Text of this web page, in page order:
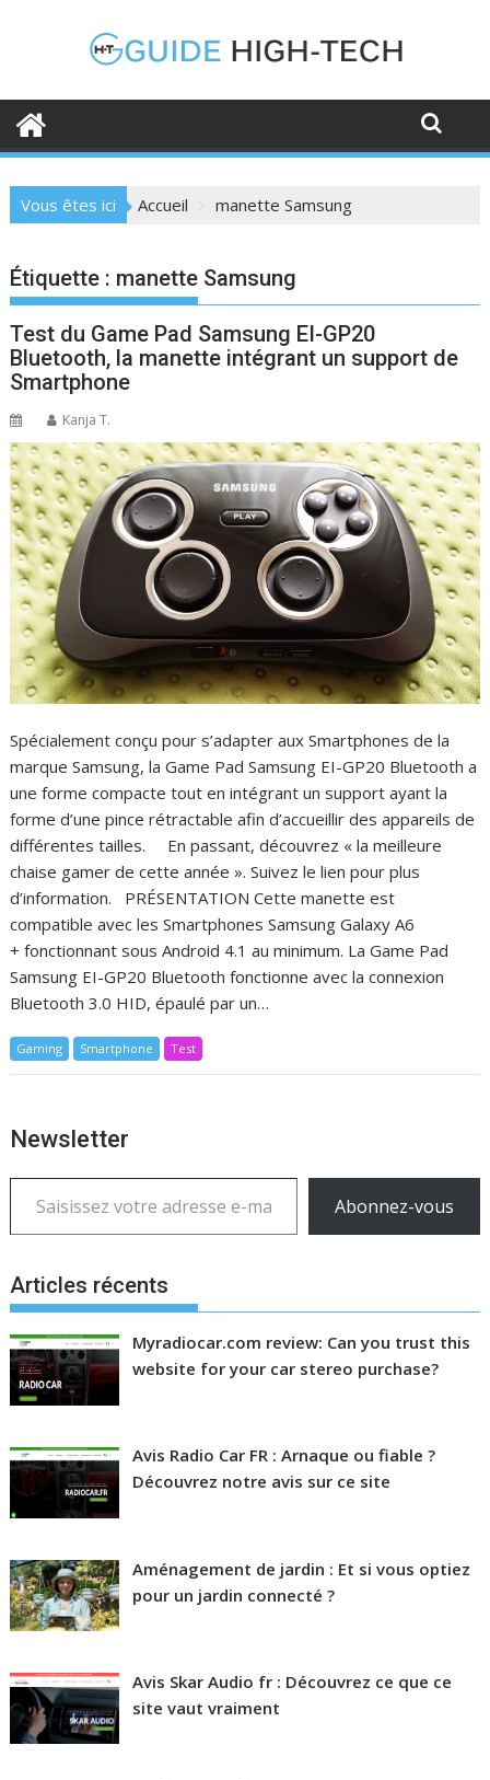
Vous êtes ici Accueil manette Samsung
Étiquette : manette Samsung
Test du Game Pad Samsung EI-GP20
Bluetooth, la manette intégrant un support de
Smartphone
Kanja T.
Spécialement conçu pour s’adapter aux Smartphones de la
marque Samsung, la Game Pad Samsung EI-GP20 Bluetooth a
une forme compacte tout en intégrant un support ayant la
forme d’une pince rétractable afin d’accueillir des appareils de
différentes tailles. En passant, découvrez « la meilleure
chaise gamer de cette année ». Suivez le lien pour plus
d’information. PRÉSENTATION Cette manette est
compatible avec les Smartphones Samsung Galaxy A6
+ fonctionnant sous Android 4.1 au minimum. La Game Pad
Samsung EI-GP20 Bluetooth fonctionne avec la connexion
Bluetooth 3.0 HID, épaulé par un…
Gaming Smartphone Test
Newsletter
Saisissez votre adresse e-mail…
Abonnez-vous
Articles récents
Myradiocar.com review: Can you trust this
website for your car stereo purchase?
Avis Radio Car FR : Arnaque ou fiable ?
Découvrez notre avis sur ce site
Aménagement de jardin : Et si vous optiez
pour un jardin connecté ?
Avis Skar Audio fr : Découvrez ce que ce
site vaut vraiment